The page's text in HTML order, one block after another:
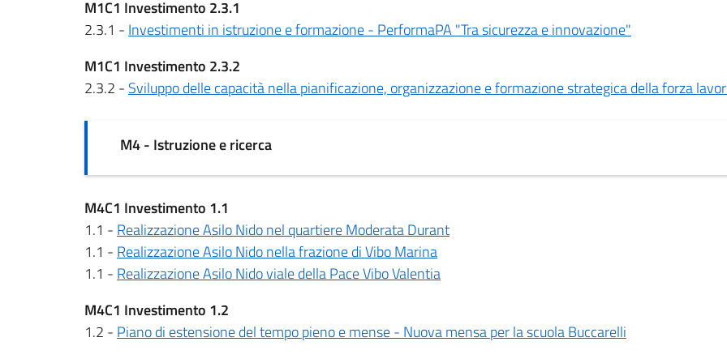
M1C1 Investimento 2.3.1
2.3.1 - Investimenti in istruzione e formazione - PerformaPA "Tra sicurezza e innovazione"
M1C1 Investimento 2.3.2
2.3.2 - Sviluppo delle capacità nella pianificazione, organizzazione e formazione strategica della forza
M4 - Istruzione e ricerca
M4C1 Investimento 1.1
1.1 - Realizzazione Asilo Nido nel quartiere Moderata Durant
1.1 - Realizzazione Asilo Nido nella frazione di Vibo Marina
1.1 - Realizzazione Asilo Nido viale della Pace Vibo Valentia
M4C1 Investimento 1.2
1.2 - Piano di estensione del tempo pieno e mense - Nuova mensa per la scuola Buccarelli